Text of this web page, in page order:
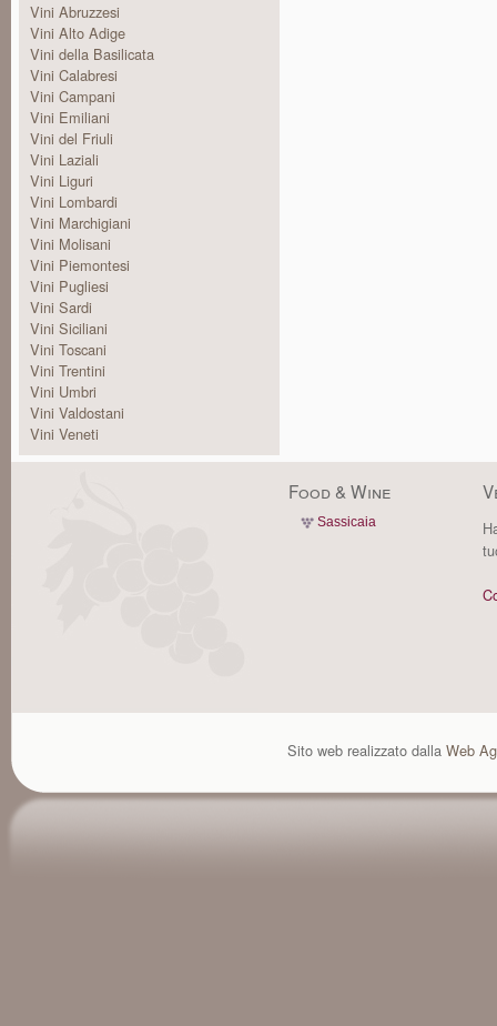
Vini Abruzzesi
Vini Alto Adige
Vini della Basilicata
Vini Calabresi
Vini Campani
Vini Emiliani
Vini del Friuli
Vini Laziali
Vini Liguri
Vini Lombardi
Vini Marchigiani
Vini Molisani
Vini Piemontesi
Vini Pugliesi
Vini Sardi
Vini Siciliani
Vini Toscani
Vini Trentini
Vini Umbri
Vini Valdostani
Vini Veneti
Food & Wine
Sassicaia
Sito web realizzato dalla Web